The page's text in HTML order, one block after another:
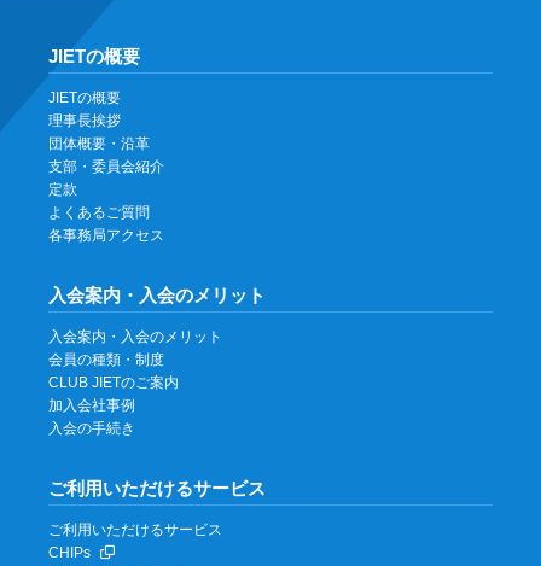
JIETの概要
JIETの概要
理事長挨拶
団体概要・沿革
支部・委員会紹介
定款
よくあるご質問
各事務局アクセス
入会案内・入会のメリット
入会案内・入会のメリット
会員の種類・制度
CLUB JIETのご案内
加入会社事例
入会の手続き
ご利用いただけるサービス
ご利用いただけるサービス
CHIPs